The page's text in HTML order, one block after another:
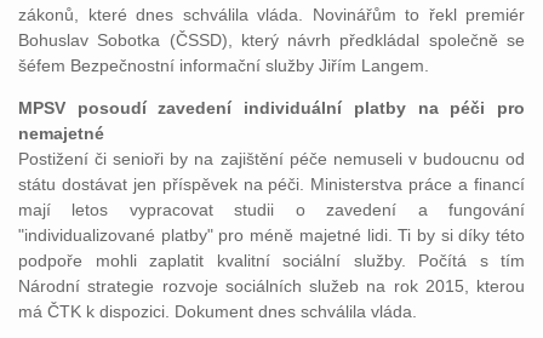
zákonů, které dnes schválila vláda. Novinářům to řekl premiér
Bohuslav Sobotka (ČSSD), který návrh předkládal společně se
šéfem Bezpečnostní informační služby Jiřím Langem.
MPSV posoudí zavedení individuální platby na péči pro
nemajetné
Postižení či senioři by na zajištění péče nemuseli v budoucnu od
státu dostávat jen příspěvek na péči. Ministerstva práce a financí
mají letos vypracovat studii o zavedení a fungování
"individualizované platby" pro méně majetné lidi. Ti by si díky této
podpoře mohli zaplatit kvalitní sociální služby. Počítá s tím
Národní strategie rozvoje sociálních služeb na rok 2015, kterou
má ČTK k dispozici. Dokument dnes schválila vláda.